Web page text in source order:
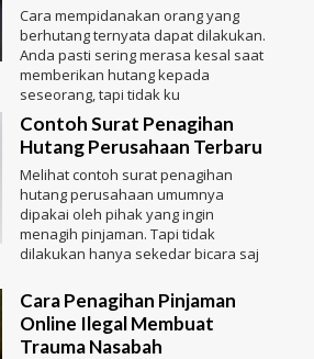
Cara mempidanakan orang yang
berhutang ternyata dapat dilakukan.
Anda pasti sering merasa kesal saat
memberikan hutang kepada
seseorang, tapi tidak ku
Contoh Surat Penagihan
Hutang Perusahaan Terbaru
Melihat contoh surat penagihan
hutang perusahaan umumnya
dipakai oleh pihak yang ingin
menagih pinjaman. Tapi tidak
dilakukan hanya sekedar bicara saj
Cara Penagihan Pinjaman
Online Ilegal Membuat
Trauma Nasabah